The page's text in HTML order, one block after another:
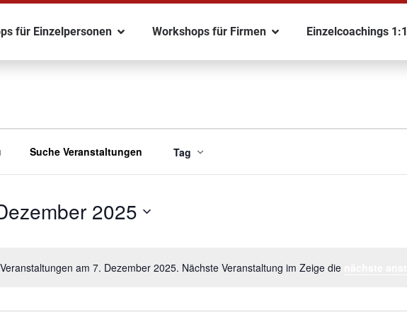
für Einzelpersonen Workshops für Firmen Einzelcoachings 1:1
Notice
am 7. Dezember 2025. Nächste Veranstaltung im Zeige die
Suche Veranstaltungen
Ansichtennavigation
Tag
2025